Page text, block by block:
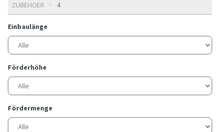
Einbaulänge
Förderhöhe
Fördermenge
ZUBEHOER 44 Produkte